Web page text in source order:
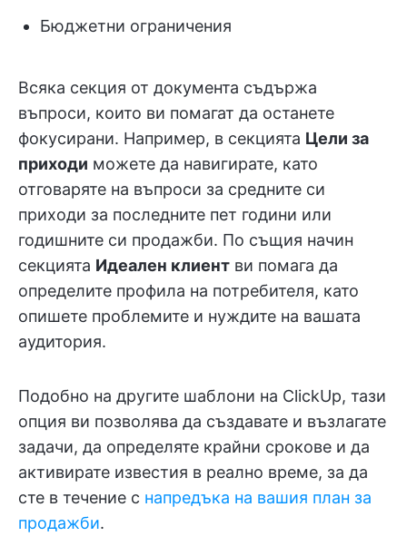
Бюджетни ограничения
Всяка секция от документа съдържа
въпроси, които ви помагат да останете
фокусирани. Например, в секцията Цели за
приходи можете да навигирате, като
отговаряте на въпроси за средните си
приходи за последните пет години или
годишните си продажби. По същия начин
секцията Идеален клиент ви помага да
определите профила на потребителя, като
опишете проблемите и нуждите на вашата
аудитория.
Подобно на другите шаблони на ClickUp, тази
опция ви позволява да създавате и възлагате
задачи, да определяте крайни срокове и да
активирате известия в реално време, за да
сте в течение с напредъка на вашия план за
продажби.